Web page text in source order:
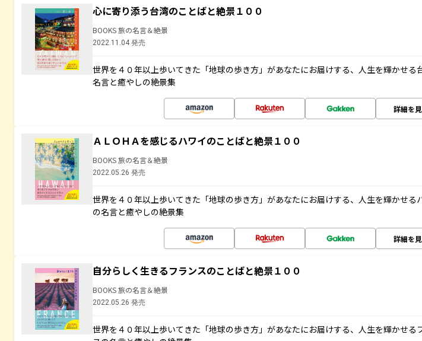
心に寄り添う台湾のことばと絶景１００
BOOKS 旅の名言＆絶景
2022.11.04 発売
世界を４０年以上歩いてきた「地球の歩き方」があなたにお届けする、人生を輝かせる
名言と癒やしの絶景集
詳細を
ＡＬＯＨＡを感じるハワイのことばと絶景１００
BOOKS 旅の名言＆絶景
2022.05.26 発売
世界を４０年以上歩いてきた「地球の歩き方」があなたにお届けする、人生を輝かせる
の名言と癒やしの絶景集
詳細を
自分らしく生きるフランスのことばと絶景１００
BOOKS 旅の名言＆絶景
2022.05.26 発売
世界を４０年以上歩いてきた「地球の歩き方」があなたにお届けする、人生を輝かせる